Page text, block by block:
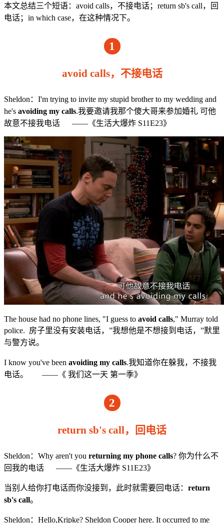
本文总结三个短语：avoid calls，不接电话；return sb's call，回
电话；in which case，在这种情况下。
1
avoid calls，不接电话
Sheldon：I'm trying to invite my stupid brother to my wedding and
he's avoiding my calls.我要邀请我那个傻大哥来参加婚礼 可他
故意不接我电话 ——《生活大爆炸 S11E23》
The house had no phone lines, "I guess to avoid calls," Murray told
police. 房子里没有安装电话，”我想他是不想接到电话，”默里
与警方说。
I know you've been avoiding my calls.我知道你在躲我，不接我
电话。 ——《 我们这一天 第一季》
2
return sb's call，回电话
Sheldon：Why aren't you returning my phone calls? 你为什么不
回我的电话 ——《生活大爆炸 S11E23》
当别人给你打电话而你没接到，此时就需要回电话： return
sb's call。
Sheldon：Hello,Kripke? Sheldon Cooper here. It occurred to me